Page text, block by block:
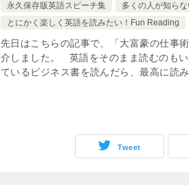
永久保存版英語スピーチ集
多くの人が知ら
とにかく楽しく英語を読みたい！Fun Reading
先日はこちらの記事で、「大富豪の仕事
介しました。 英語をそのまま読むのも
ているビジネス書を読んだら、最高に読
Tweet